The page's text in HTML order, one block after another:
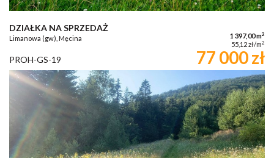
DZIAŁKA NA SPRZEDAŻ
Limanowa (gw), Męcina 1 397,00 m2
55,12 zł/m2
PROH-GS-19 77 000 zł